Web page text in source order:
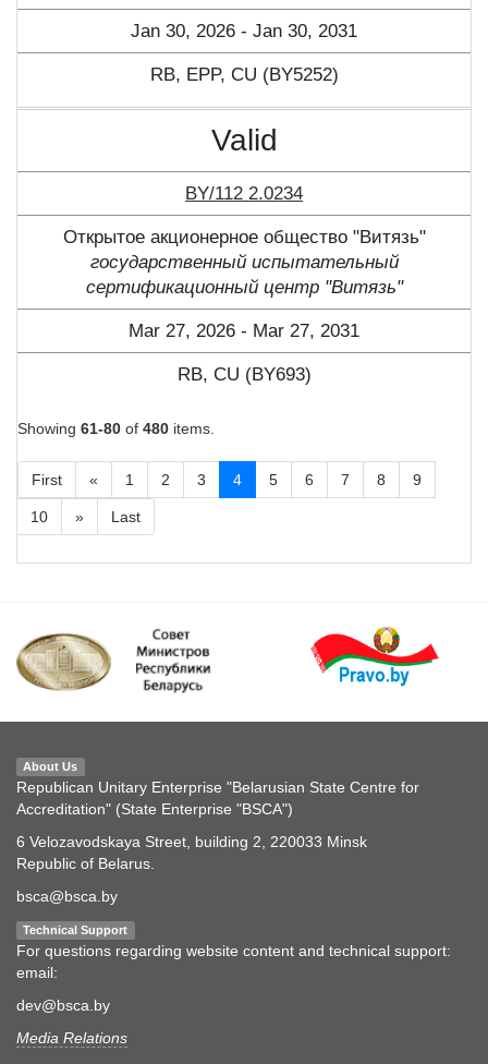
Jan 30, 2026 - Jan 30, 2031
RB, ЕPP, CU (BY5252)
Valid
BY/112 2.0234
Открытое акционерное общество "Витязь"
государственный испытательный
сертификационный центр "Витязь"
Mar 27, 2026 - Mar 27, 2031
RB, CU (BY693)
Showing 61-80 of 480 items.
First « 1 2 3 4 5 6 7 8 9
10 » Last
About Us
Republican Unitary Enterprise "Belarusian State Centre for
Accreditation" (State Enterprise "BSCA")
6 Velozavodskaya Street, building 2, 220033 Minsk
Republic of Belarus.
bsca@bsca.by
Technical Support
For questions regarding website content and technical support:
email:
dev@bsca.by
Media Relations